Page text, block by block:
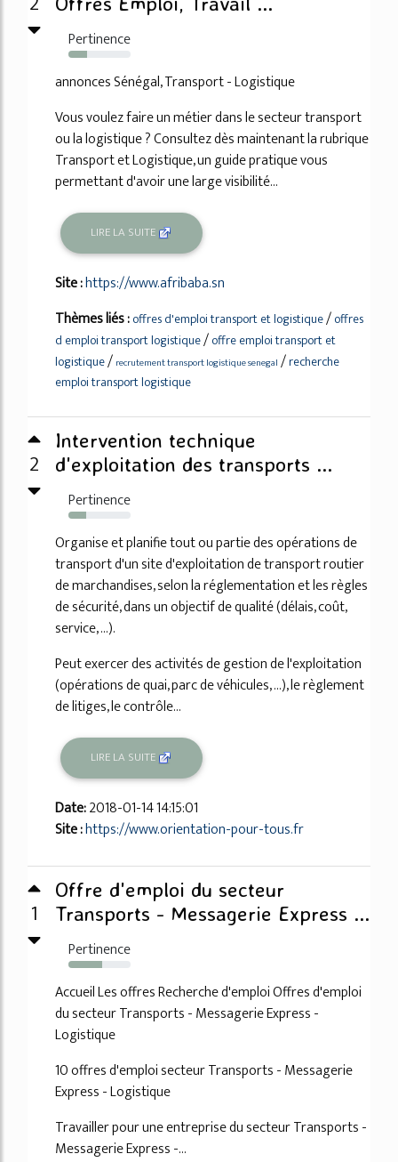
Pertinence
30%
annonces Sénégal, Transport - Logistique
Vous voulez faire un métier dans le secteur transport
ou la logistique ? Consultez dès maintenant la rubrique
Transport et Logistique, un guide pratique vous
permettant d'avoir une large visibilité...
LIRE LA SUITE
Site :https://www.afribaba.sn
Thèmes liés :offres d'emploi transport et logistique/offres
d emploi transport logistique/offre emploi transport et
logistique/ recrutement transport logistique senegal /recherche
emploi transport logistique
2
Intervention technique
d'exploitation des transports ...
Pertinence
28%
Organise et planifie tout ou partie des opérations de
transport d'un site d'exploitation de transport routier
de marchandises, selon la réglementation et les règles
de sécurité, dans un objectif de qualité (délais, coût,
service, ...).
Peut exercer des activités de gestion de l'exploitation
(opérations de quai, parc de véhicules, ...), le règlement
de litiges, le contrôle...
LIRE LA SUITE
Date:2018-01-14 14:15:01
Site :https://www.orientation-pour-tous.fr
1
Offre d'emploi du secteur
Transports - Messagerie Express ...
Pertinence
54%
Accueil Les offres Recherche d'emploi Offres d'emploi
du secteur Transports - Messagerie Express -
Logistique
10 offres d'emploi secteur Transports - Messagerie
Express - Logistique
Travailler pour une entreprise du secteur Transports -
Messagerie Express -...